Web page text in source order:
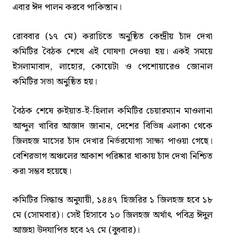
এবার ঈদ পালন করবে পাকিস্তান।
রোববার (১৭ মে) করাচিতে অনুষ্ঠিত কেন্দ্রীয় চাঁদ দেখা
কমিটির বৈঠক শেষে এই ঘোষণা দেওয়া হয়। একই সময়ে
ইসলামাবাদ, লাহোর, কোয়েটা ও পেশোয়ারেও জোনাল
কমিটির সভা অনুষ্ঠিত হয়।
বৈঠক শেষে রুইয়াত-ই-হিলাল কমিটির চেয়ারম্যান মাওলানা
আব্দুল খাবির আজাদ জানান, দেশের বিভিন্ন এলাকা থেকে
জিলহজ মাসের চাঁদ দেখার নির্ভরযোগ্য সাক্ষ্য পাওয়া গেছে।
বেশিরভাগ অঞ্চলের আকাশ পরিষ্কার থাকায় চাঁদ দেখা নিশ্চিত
করা সম্ভব হয়েছে।
কমিটির সিদ্ধান্ত অনুযায়ী, ১৪৪৭ হিজরির ১ জিলহজ হবে ১৮
মে (সোমবার)। সেই হিসাবে ১০ জিলহজ অর্থাৎ পবিত্র ঈদুল
আজহা উদযাপিত হবে ২৭ মে (বুধবার)।